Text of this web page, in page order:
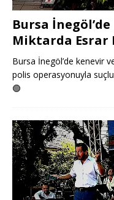
Bursa
Miktarda Esrar
Bursa İnegöl’de kenevir
polis operasyonuyla
🟢